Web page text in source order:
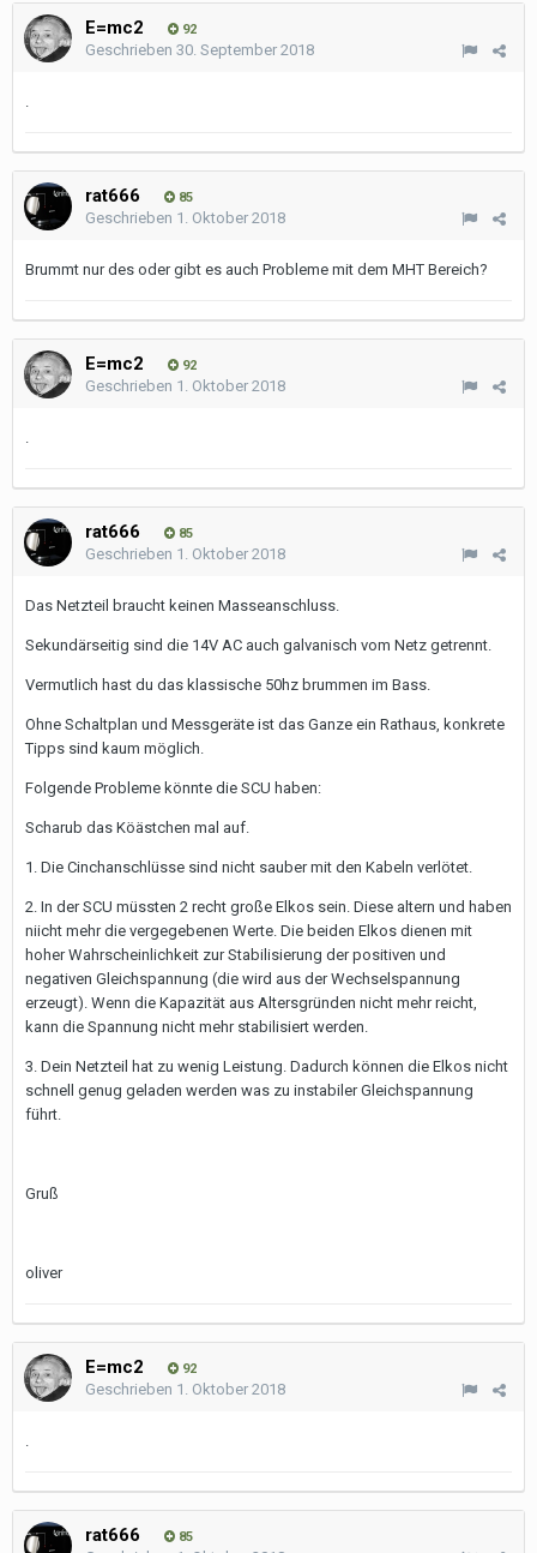
E=mc2 92
Geschrieben 30. September 2018
.
rat666 85
Geschrieben 1. Oktober 2018
Brummt nur des oder gibt es auch Probleme mit dem MHT Bereich?
E=mc2 92
Geschrieben 1. Oktober 2018
.
rat666 85
Geschrieben 1. Oktober 2018
Das Netzteil braucht keinen Masseanschluss.
Sekundärseitig sind die 14V AC auch galvanisch vom Netz getrennt.
Vermutlich hast du das klassische 50hz brummen im Bass.
Ohne Schaltplan und Messgeräte ist das Ganze ein Rathaus, konkrete
Tipps sind kaum möglich.
Folgende Probleme könnte die SCU haben:
Scharub das Köästchen mal auf.
1. Die Cinchanschlüsse sind nicht sauber mit den Kabeln verlötet.
2. In der SCU müssten 2 recht große Elkos sein. Diese altern und haben
niicht mehr die vergegebenen Werte. Die beiden Elkos dienen mit
hoher Wahrscheinlichkeit zur Stabilisierung der positiven und
negativen Gleichspannung (die wird aus der Wechselspannung
erzeugt). Wenn die Kapazität aus Altersgründen nicht mehr reicht,
kann die Spannung nicht mehr stabilisiert werden.
3. Dein Netzteil hat zu wenig Leistung. Dadurch können die Elkos nicht
schnell genug geladen werden was zu instabiler Gleichspannung
führt.
Gruß
oliver
E=mc2 92
Geschrieben 1. Oktober 2018
.
rat666 85